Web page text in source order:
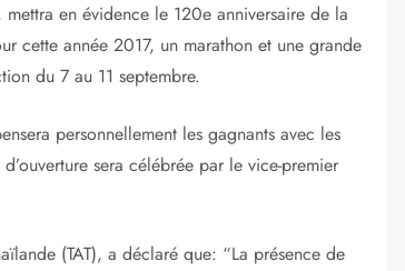
en évidence le 120e anniversaire de la
cette année 2017, un marathon et une grande
du 7 au 11 septembre.
personnellement les gagnants avec les
sera célébrée par le vice-premier
(TAT), a déclaré que: “La présence de